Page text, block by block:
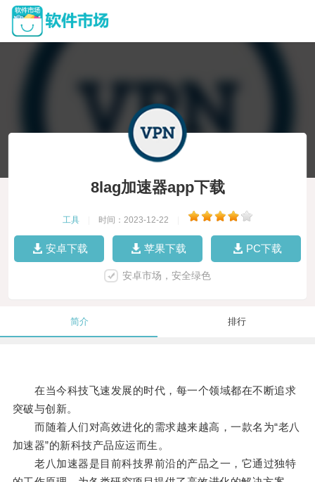
8lag加速器app下载
工具 时间：2023-12-22
安卓下载 苹果下载 PC下载
安卓市场，安全绿色
简介 排行
在当今科技飞速发展的时代，每一个领域都在不断追求
突破与创新。
而随着人们对高效进化的需求越来越高，一款名为“老八
加速器”的新科技产品应运而生。
老八加速器是目前科技界前沿的产品之一，它通过独特